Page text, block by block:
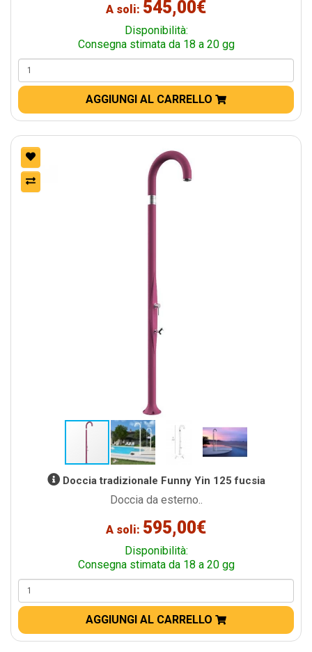
A soli: 545,00€
Disponibilità:
Consegna stimata da 18 a 20 gg
AGGIUNGI AL CARRELLO
Doccia tradizionale Funny Yin 125 fucsia
Doccia da esterno..
A soli: 595,00€
Disponibilità:
Consegna stimata da 18 a 20 gg
AGGIUNGI AL CARRELLO